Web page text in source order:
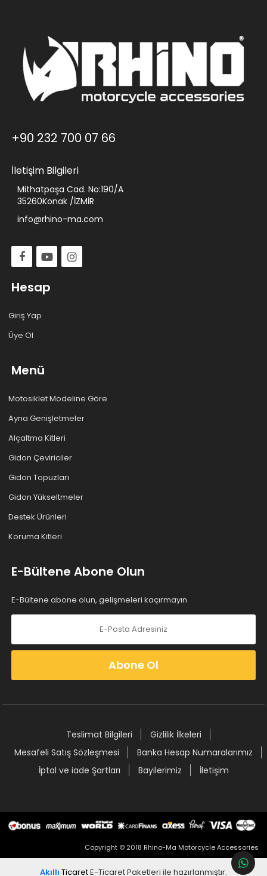
+90 232 700 07 66
İletişim Bilgileri
Mithatpaşa Cad. No:190/A
35260Konak /İZMİR
info@rhino-ma.com
Hesap
Giriş Yap
Üye Ol
Menü
Motosiklet Modeline Göre
Ayna Genişletmeler
Alçaltma Kitleri
Gidon Çeviriciler
Gidon Topuzları
Gidon Yükseltmeler
Destek Ürünleri
Koruma Kitleri
E-Bültene Abone Olun
E-Bültene abone olun, gelişmeleri kaçırmayın
Abone Ol
Teslimat Bilgileri
Gizlilik İlkeleri
Mesafeli Satış Sözleşmesi
Banka Hesap Numaralarımız
İptal ve iade Şartları
Bayilerimiz İletişim
Copyright © 2018 Rhino-Ma Motorcycle Accessories
Akıllı TicaretE-Ticaret Paketleri ile hazırlanmıştır.